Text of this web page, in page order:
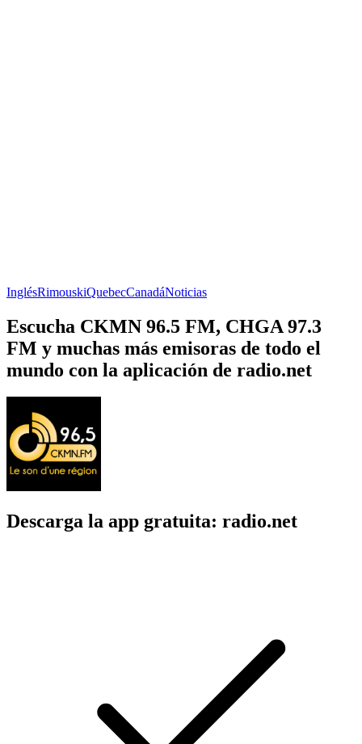
InglésRimouskiQuebecCanadáNoticias
Escucha CKMN 96.5 FM, CHGA 97.3
FM y muchas más emisoras de todo el
mundo con la aplicación de radio.net
Descarga la app gratuita: radio.net